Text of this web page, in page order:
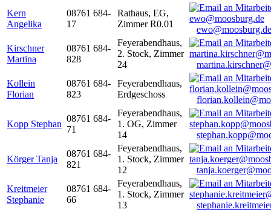
Kern
Angelika
08761 684-
17
Rathaus, EG,
Zimmer R0.01
ewo@moosburg.de
Kirschner
Martina
08761 684-
828
Feyerabendhaus,
2. Stock, Zimmer
24
Kollein
Florian
08761 684-
823
Feyerabendhaus,
Erdgeschoss
Kopp Stephan
08761 684-
71
Feyerabendhaus,
1. OG, Zimmer
14
Körger Tanja
08761 684-
821
Feyerabendhaus,
1. Stock, Zimmer
12
Kreitmeier
Stephanie
08761 684-
66
Feyerabendhaus,
1. Stock, Zimmer
13